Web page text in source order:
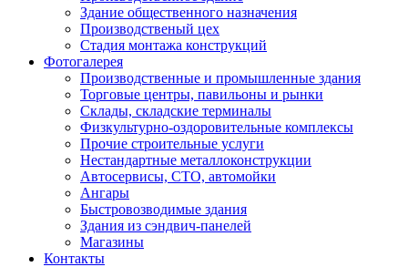
Здание общественного назначения
Производственый цех
Стадия монтажа конcтрукций
Фотогалерея
Производственные и промышленные здания
Торговые центры, павильоны и рынки
Склады, складские терминалы
Физкультурно-оздоровительные комплексы
Прочие строительные услуги
Нестандартные металлоконструкции
Автосервисы, СТО, автомойки
Ангары
Быстровозводимые здания
Здания из сэндвич-панелей
Магазины
Контакты